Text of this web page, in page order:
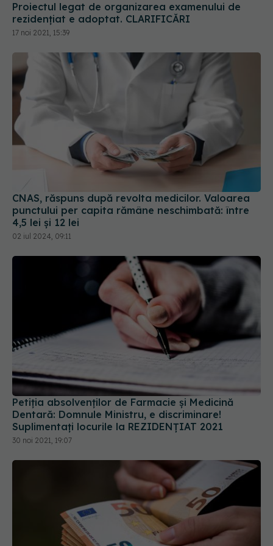
17 noi 2021, 15:39
CNAS, răspuns după revolta medicilor. Valoarea
punctului per capita rămâne neschimbată: între
4,5 lei și 12 lei
02 iul 2024, 09:11
Petiția absolvenților de Farmacie și Medicină
Dentară: Domnule Ministru, e discriminare!
Suplimentați locurile la REZIDENȚIAT 2021
30 noi 2021, 19:07